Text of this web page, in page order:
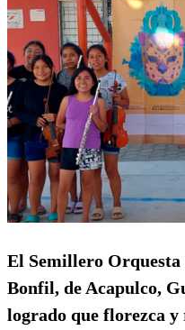
El Semillero
Bonfil, de Acapulco,
logrado que florezca y